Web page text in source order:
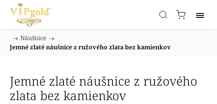
Domov
/ Náušnice /
Jemné zlaté náušnice z ružového zlata bez kamienkov
Jemné zlaté náušnice z ružového
zlata bez kamienkov